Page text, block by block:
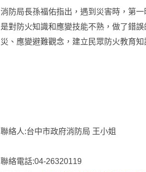
消防局長孫福佑指出，遇到災害時，第
是對防火知識和應變技能不熟，做了錯
災、應變避難觀念，建立民眾防火教育
聯絡人:台中市政府消防局 王小姐
聯絡電話:04-26320119